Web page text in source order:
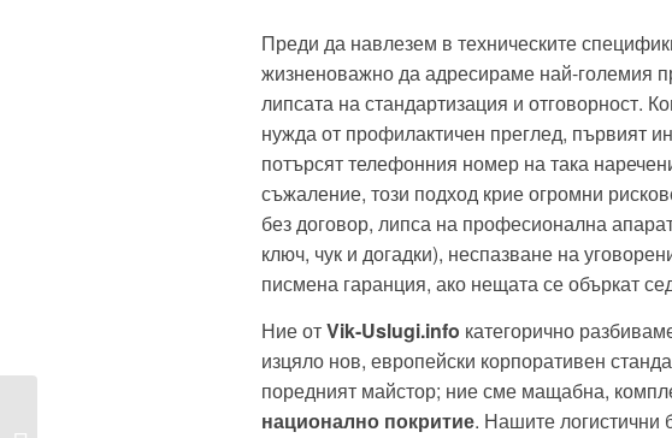
Преди да навлезем в техническите
жизненоважно да адресираме най-големия
липсата на стандартизация и отговорност.
нужда от профилактичен преглед, първият
потърсят телефонния номер на така
съжаление, този подход крие огромни
без договор, липса на професионална
ключ, чук и догадки), неспазване на
писмена гаранция, ако нещата се объркат
Ние отVik-Uslugi.info категорично
изцяло нов, европейски корпоративен
поредният майстор; ние сме мащабна,
национално покритие. Нашите логистични